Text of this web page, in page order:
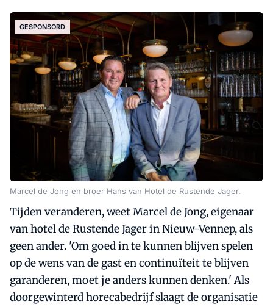
GESPONSORD
Marcel de Jong en broer Hans van Hotel de Rustende Jager.
Tijden veranderen, weet Marcel de Jong, eigenaar
van hotel de Rustende Jager in Nieuw-Vennep, als
geen ander. 'Om goed in te kunnen blijven spelen
op de wens van de gast en continuïteit te blijven
garanderen, moet je anders kunnen denken.' Als
doorgewinterd horecabedrijf slaagt de organisatie